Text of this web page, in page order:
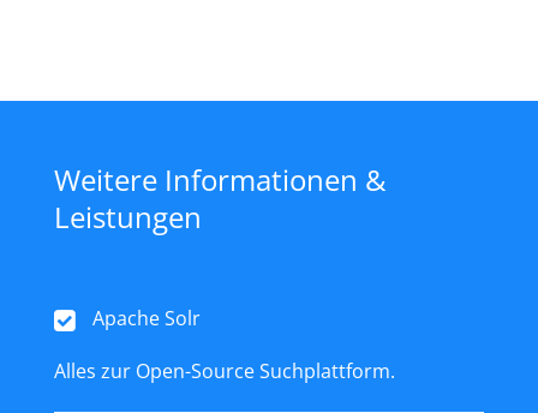
Weitere Informationen &
Leistungen
Apache Solr
Alles zur Open-Source Suchplattform.